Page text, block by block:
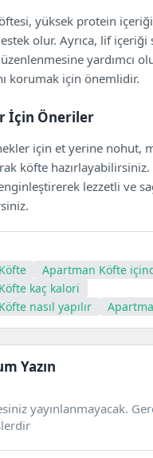
yüksek protein
olur. Ayrıca, lif içeriği
yardımcı
korumak için önemlidir.
İçin Öneriler
için et yerine nohut,
köfte
lezzetli ve
Apartman Köfte
kaç kalori
nasıl yapılır
Yazın
yayınlanmayacak.